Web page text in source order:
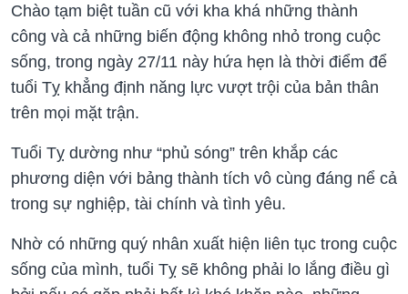
Chào tạm biệt tuần cũ với kha khá những thành
công và cả những biến động không nhỏ trong cuộc
sống, trong ngày 27/11 này hứa hẹn là thời điểm để
tuổi Tỵ khẳng định năng lực vượt trội của bản thân
trên mọi mặt trận.
Tuổi Tỵ dường như “phủ sóng” trên khắp các
phương diện với bảng thành tích vô cùng đáng nể cả
trong sự nghiệp, tài chính và tình yêu.
Nhờ có những quý nhân xuất hiện liên tục trong cuộc
sống của mình, tuổi Tỵ sẽ không phải lo lắng điều gì